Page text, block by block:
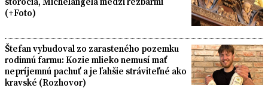
(+Foto)
Štefan vybudoval zo zarasteného pozemku
rodinnú farmu: Kozie mlieko nemusí mať
nepríjemnú pachuť a je ľahšie stráviteľné ako
kravské (Rozhovor)